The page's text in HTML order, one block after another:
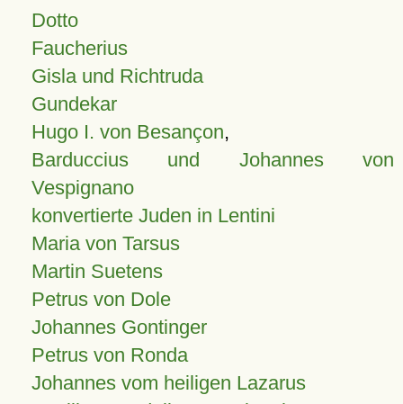
Dotto
Faucherius
Gisla und Richtruda
Gundekar
Hugo I. von Besançon,
Barduccius und Johannes von
Vespignano
konvertierte Juden in Lentini
Maria von Tarsus
Martin Suetens
Petrus von Dole
Johannes Gontinger
Petrus von Ronda
Johannes vom heiligen Lazarus